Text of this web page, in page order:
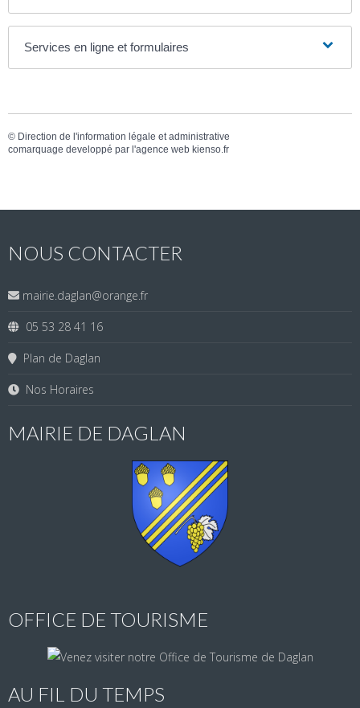
Services en ligne et formulaires
© Direction de l'information légale et administrative
comarquage developpé par l'agence web kienso.fr
NOUS CONTACTER
mairie.daglan@orange.fr
05 53 28 41 16
Plan de Daglan
Nos Horaires
MAIRIE DE DAGLAN
OFFICE DE TOURISME
AU FIL DU TEMPS